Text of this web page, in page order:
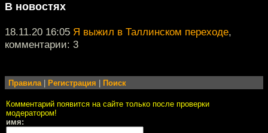
В новостях
18.11.20 16:05 Я выжил в Таллинском переходе,
комментарии: 3
Правила| Регистрация Поиск
Комментарий появится на сайте только после проверки
модератором!
имя: